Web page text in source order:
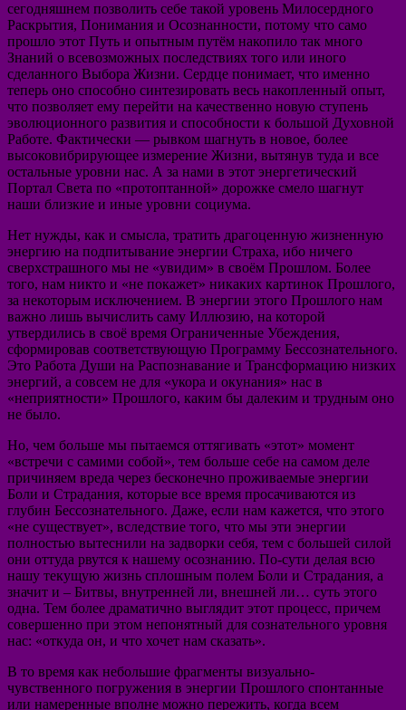
сегодняшнем позволить себе такой уровень Милосердного
Раскрытия, Понимания и Осознанности, потому что само
прошло этот Путь и опытным путём накопило так много
Знаний о всевозможных последствиях того или иного
сделанного Выбора Жизни. Сердце понимает, что именно
теперь оно способно синтезировать весь накопленный опыт,
что позволяет ему перейти на качественно новую ступень
эволюционного развития и способности к большой Духовной
Работе. Фактически — рывком шагнуть в новое, более
высоковибрирующее измерение Жизни, вытянув туда и все
остальные уровни нас. А за нами в этот энергетический
Портал Света по «протоптанной» дорожке смело шагнут
наши близкие и иные уровни социума.
Нет нужды, как и смысла, тратить драгоценную жизненную
энергию на подпитывание энергии Страха, ибо ничего
сверхстрашного мы не «увидим» в своём Прошлом. Более
того, нам никто и «не покажет» никаких картинок Прошлого,
за некоторым исключением. В энергии этого Прошлого нам
важно лишь вычислить саму Иллюзию, на которой
утвердились в своё время Ограниченные Убеждения,
сформировав соответствующую Программу Бессознательного.
Это Работа Души на Распознавание и Трансформацию низких
энергий, а совсем не для «укора и окунания» нас в
«неприятности» Прошлого, каким бы далеким и трудным оно
не было.
Но, чем больше мы пытаемся оттягивать «этот» момент
«встречи с самими собой», тем больше себе на самом деле
причиняем вреда через бесконечно проживаемые энергии
Боли и Страдания, которые все время просачиваются из
глубин Бессознательного. Даже, если нам кажется, что этого
«не существует», вследствие того, что мы эти энергии
полностью вытеснили на задворки себя, тем с большей силой
они оттуда рвутся к нашему осознанию. По-сути делая всю
нашу текущую жизнь сплошным полем Боли и Страдания, а
значит и – Битвы, внутренней ли, внешней ли… суть этого
одна. Тем более драматично выглядит этот процесс, причем
совершенно при этом непонятный для сознательного уровня
нас: «откуда он, и что хочет нам сказать».
В то время как небольшие фрагменты визуально-
чувственного погружения в энергии Прошлого спонтанные
или намеренные вполне можно пережить, когда всем